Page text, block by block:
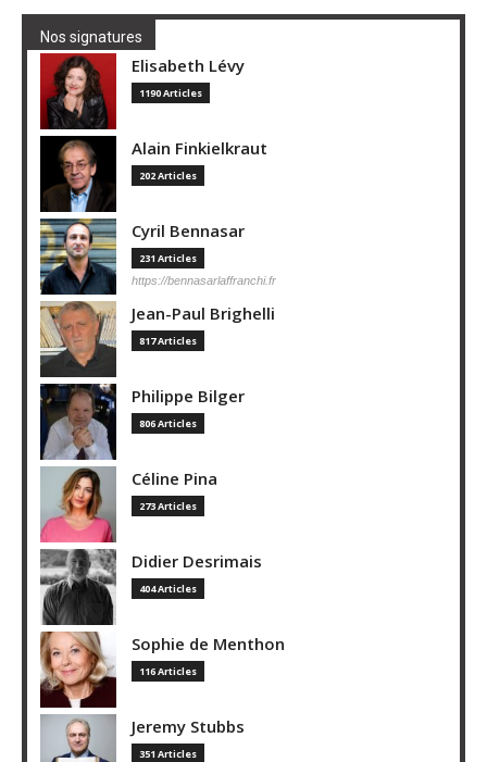
Nos signatures
Elisabeth Lévy
1190 Articles
Alain Finkielkraut
202 Articles
Cyril Bennasar
231 Articles
https://bennasarlaffranchi.fr
Jean-Paul Brighelli
817 Articles
Philippe Bilger
806 Articles
Céline Pina
273 Articles
Didier Desrimais
404 Articles
Sophie de Menthon
116 Articles
Jeremy Stubbs
351 Articles